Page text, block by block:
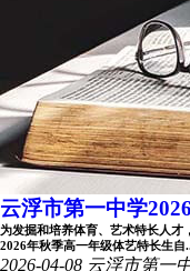
云浮市第一中学
为发掘和培养体育、艺术特长人才
2026年秋季高一年级体艺特长生自
2026-04-08 云浮市第一